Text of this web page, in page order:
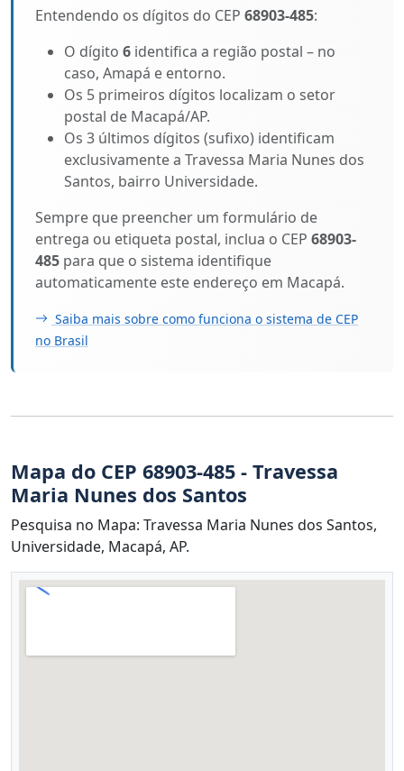
Entendendo os dígitos do CEP 68903-485:
O dígito 6 identifica a região postal – no
caso, Amapá e entorno.
Os 5 primeiros dígitos localizam o setor
postal de Macapá/AP.
Os 3 últimos dígitos (sufixo) identificam
exclusivamente a Travessa Maria Nunes dos
Santos, bairro Universidade.
Sempre que preencher um formulário de
entrega ou etiqueta postal, inclua o CEP 68903-
485 para que o sistema identifique
automaticamente este endereço em Macapá.
Saiba mais sobre como funciona o sistema de CEP
no Brasil
Mapa do CEP 68903-485 - Travessa
Maria Nunes dos Santos
Pesquisa no Mapa: Travessa Maria Nunes dos Santos,
Universidade, Macapá, AP.